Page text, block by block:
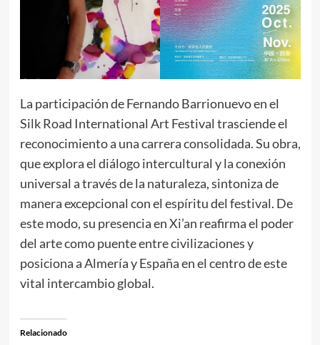
La participación de Fernando Barrionuevo en el
Silk Road International Art Festival trasciende el
reconocimiento a una carrera consolidada. Su obra,
que explora el diálogo intercultural y la conexión
universal a través de la naturaleza, sintoniza de
manera excepcional con el espíritu del festival. De
este modo, su presencia en Xi’an reafirma el poder
del arte como puente entre civilizaciones y
posiciona a Almería y España en el centro de este
vital intercambio global.
Relacionado